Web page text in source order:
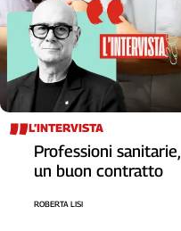
L’INTERVISTA
Professioni sanitarie,
un buon contratto
ROBERTA LISI